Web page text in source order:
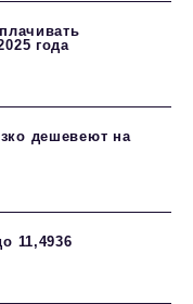
года
дешевеют на
11,4936